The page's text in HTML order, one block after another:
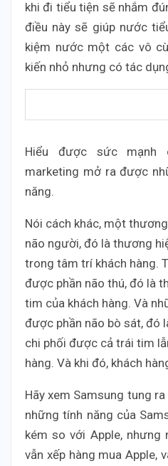
khi đi tiểu tiện sẽ nhắm
điều này sẽ giúp nước
kiệm nước một các vô
kiến nhỏ nhưng có tác
Hiểu được sức
marketing mở ra được
năng.
Nói cách khác, một
não người, đó là thương
trong tâm trí khách hàng.
được phần não thú, đó là
tim của khách hàng. Và
được phần não bò sát, đó
chi phối được cả trái tim
hàng. Và khi đó, khách
Hãy xem Samsung tung
những tính năng của
kém so với Apple,
vẫn xếp hàng mua Apple,